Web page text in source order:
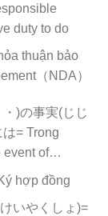
duty to do
thuận bảo
（NDA）
)の事実(じじ
= Trong
event of…
hợp đồng
いやくしょ)=